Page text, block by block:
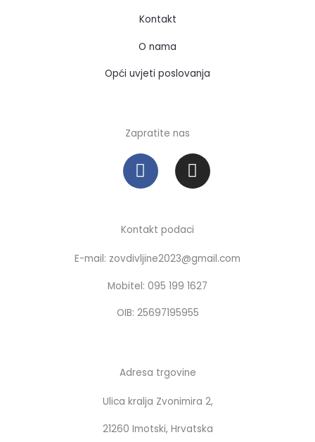
Kontakt
O nama
Opći uvjeti poslovanja
Zapratite nas
F
a
c
b
o
o
k
I
n
s
a
r
a
m
Kontakt podaci
E-mail: zovdivljine2023@gmail.com
Mobitel: 095 199 1627
OIB: 25697195955
Adresa trgovine
Ulica kralja Zvonimira 2,
21260 Imotski, Hrvatska